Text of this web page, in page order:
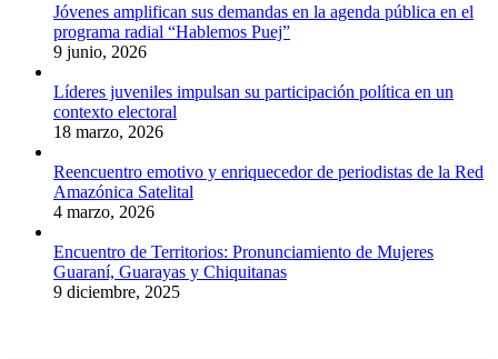
Jóvenes amplifican sus demandas en la agenda pública en el
programa radial “Hablemos Puej”
9 junio, 2026
Líderes juveniles impulsan su participación política en un
contexto electoral
18 marzo, 2026
Reencuentro emotivo y enriquecedor de periodistas de la Red
Amazónica Satelital
4 marzo, 2026
Encuentro de Territorios: Pronunciamiento de Mujeres
Guaraní, Guarayas y Chiquitanas
9 diciembre, 2025